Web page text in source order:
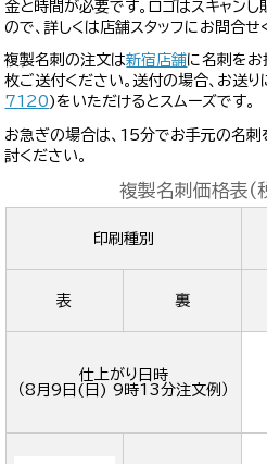
金と時間が必要です。ロゴはスキャン
ので、詳しくは店舗スタッフにお問合せ
複製名刺の注文は新宿店舗に名刺をお
枚ご送付ください。送付の場合、お送
7120 )をいただけるとスムーズです。
お急ぎの場合は、15分でお手元の名刺
討ください。
複製名刺価格表
印刷種別
表 裏
仕上がり日時
（8月9日(日) 9時13分注文例）